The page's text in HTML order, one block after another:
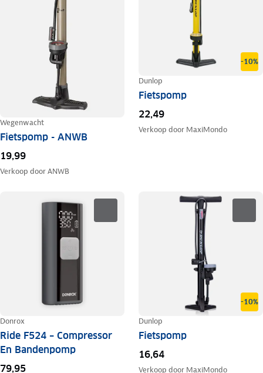
Wegenwacht
Fietspomp - ANWB
19,99
Verkoop doorANWB
-10%
Dunlop
Fietspomp
22,49
Verkoop door MaxiMondo
Donrox
Ride F524 – Compressor
En Bandenpomp
79,95
-10%
Dunlop
Fietspomp
16,64
Verkoop door MaxiMondo